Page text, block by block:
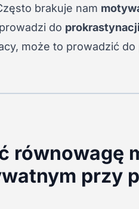
brakuje nam
do prokrastynacji
może to prowadzić do
równowagę
przy